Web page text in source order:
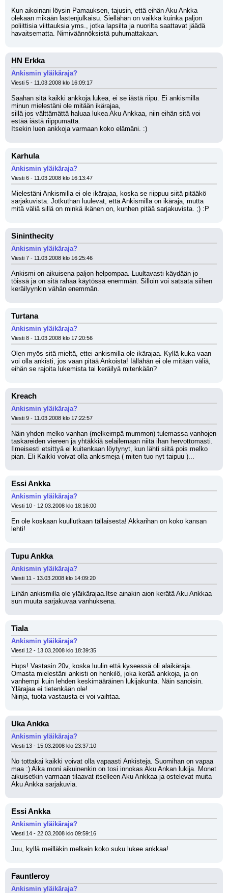
Kun aikoinani löysin Pamauksen, tajusin, että eihän Aku Ankka
olekaan mikään lastenjulkaisu. Siellähän on vaikka kuinka paljon
poliittisia viittauksia yms., jotka lapsilta ja nuorilta saattavat jäädä
havaitsematta. Nimiväännöksistä puhumattakaan.
HN Erkka
Ankismin yläikäraja?
Viesti 5 - 11.03.2008 klo 16:09:17
Saahan sitä kaikki ankkoja lukea, ei se iästä riipu. Ei ankismilla
minun mielestäni ole mitään ikärajaa,
sillä jos välttämättä haluaa lukea Aku Ankkaa, niin eihän sitä voi
estää iästä riippumatta.
Itsekin luen ankkoja varmaan koko elämäni. :)
Karhula
Ankismin yläikäraja?
Viesti 6 - 11.03.2008 klo 16:13:47
Mielestäni Ankismilla ei ole ikärajaa, koska se riippuu siitä pitääkö
sarjakuvista. Jotkuthan luulevat, että Ankismilla on ikäraja, mutta
mitä väliä sillä on minkä ikänen on, kunhen pitää sarjakuvista. ;) :P
Sininthecity
Ankismin yläikäraja?
Viesti 7 - 11.03.2008 klo 16:25:46
Ankismi on aikuisena paljon helpompaa. Luultavasti käydään jo
töissä ja on sitä rahaa käytössä enemmän. Silloin voi satsata siihen
keräilyynkin vähän enemmän.
Turtana
Ankismin yläikäraja?
Viesti 8 - 11.03.2008 klo 17:20:56
Olen myös sitä mieltä, ettei ankismilla ole ikärajaa. Kyllä kuka vaan
voi olla ankisti, jos vaan pitää Ankoista! Iällähän ei ole mitään väliä,
eihän se rajoita lukemista tai keräilyä mitenkään?
Kreach
Ankismin yläikäraja?
Viesti 9 - 11.03.2008 klo 17:22:57
Näin yhden melko vanhan (melkeimpä mummon) tulemassa vanhojen
taskareiden viereen ja yhtäkkiä selailemaan niitä ihan hervottomasti.
Ilmeisesti etsittyä ei kuitenkaan löytynyt, kun lähti siitä pois melko
pian. Eli Kaikki voivat olla ankismeja ( miten tuo nyt taipuu )...
Essi Ankka
Ankismin yläikäraja?
Viesti 10 - 12.03.2008 klo 18:16:00
En ole koskaan kuullutkaan tällaisesta! Akkarihan on koko kansan
lehti!
Tupu Ankka
Ankismin yläikäraja?
Viesti 11 - 13.03.2008 klo 14:09:20
Eihän ankismilla ole yläikärajaa.Itse ainakin aion kerätä Aku Ankkaa
sun muuta sarjakuvaa vanhuksena.
Tiala
Ankismin yläikäraja?
Viesti 12 - 13.03.2008 klo 18:39:35
Hups! Vastasin 20v, koska luulin että kyseessä oli alaikäraja.
Omasta mielestäni ankisti on henkilö, joka kerää ankkoja, ja on
vanhempi kuin lehden keskimääräinen lukijakunta. Näin sanoisin.
Ylärajaa ei tietenkään ole!
Niinja, tuota vastausta ei voi vaihtaa.
Uka Ankka
Ankismin yläikäraja?
Viesti 13 - 15.03.2008 klo 23:37:10
No tottakai kaikki voivat olla vapaasti Ankisteja. Suomihan on vapaa
maa :) Aika moni aikuinenkin on tosi innokas Aku Ankan lukija. Monet
aikuisetkin varmaan tilaavat itselleen Aku Ankkaa ja ostelevat muita
Aku Ankka sarjakuvia.
Essi Ankka
Ankismin yläikäraja?
Viesti 14 - 22.03.2008 klo 09:59:16
Juu, kyllä meilläkin melkein koko suku lukee ankkaa!
Fauntleroy
Ankismin yläikäraja?